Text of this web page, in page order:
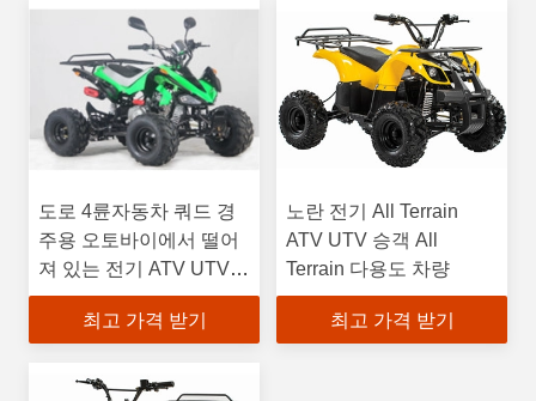
도로 4륜자동차 쿼드 경
주용 오토바이에서 떨어
져 있는 전기 ATV UTV는
열립니다
최고 가격 받기
노란 전기 All Terrain
ATV UTV 승객 All
Terrain 다용도 차량
최고 가격 받기